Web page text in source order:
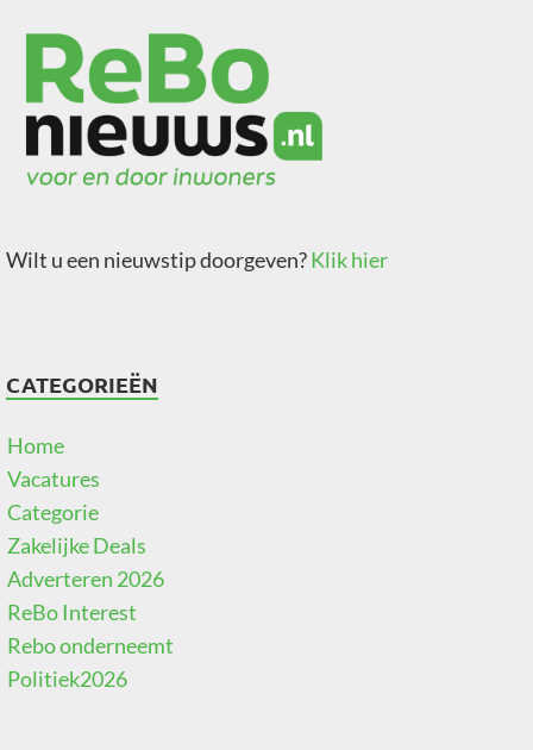
Wilt u een nieuwstip doorgeven?Klik hier
CATEGORIEËN
Home
Vacatures
Categorie
Zakelijke Deals
Adverteren 2026
ReBo Interest
Rebo onderneemt
Politiek2026